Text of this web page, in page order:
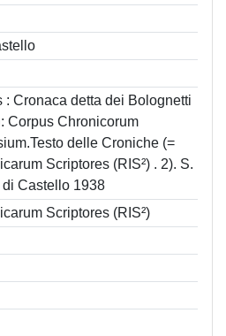
: Cronaca detta dei Bolognetti
Corpus Chronicorum
delle Croniche (=
Scriptores (RIS²) . 2). S.
di Castello 1938
Scriptores (RIS²)